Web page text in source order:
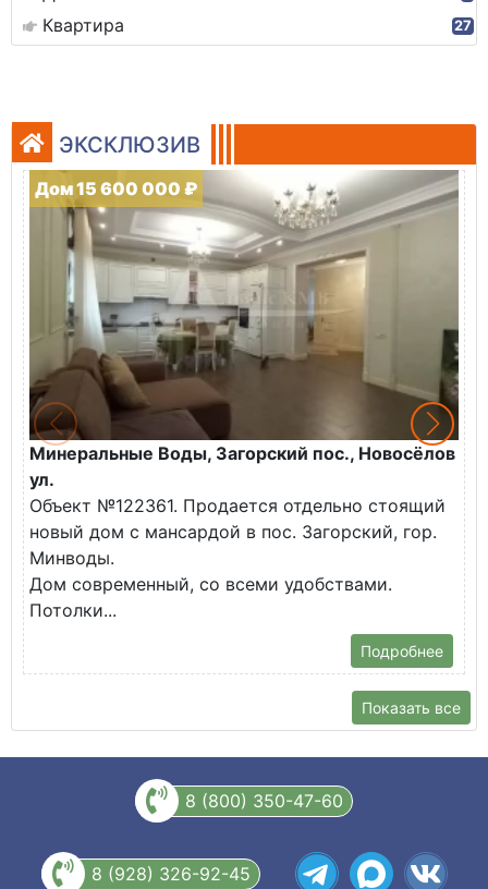
Квартира 27
ЭКСКЛЮЗИВ
Дом 15 600 000 ₽
Минеральные Воды, Загорский пос., Новосёлов
ул.
Объект №122361. Продается отдельно стоящий
новый дом с мансардой в пос. Загорский, гор.
Минводы.
Дом современный, со всеми удобствами.
Потолки...
Подробнее
Показать все
8 (800) 350-47-60
8 (928) 326-92-45